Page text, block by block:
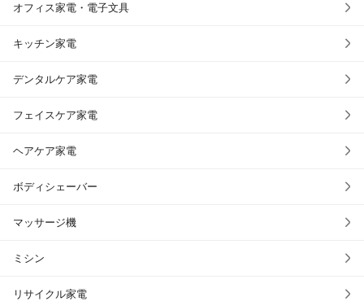
オフィス家電・電子文具
キッチン家電
デンタルケア家電
フェイスケア家電
ヘアケア家電
ボディシェーバー
マッサージ機
ミシン
リサイクル家電